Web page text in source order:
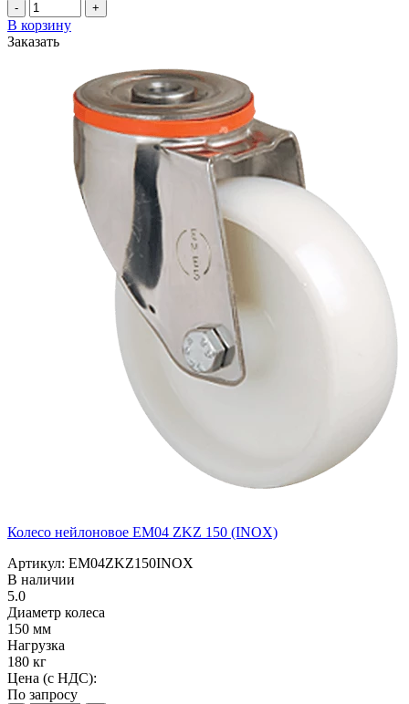
- +
В корзину
Заказать
Колесо нейлоновое EM04 ZKZ 150 (INOX)
Артикул: EM04ZKZ150INOX
В наличии
5.0
Диаметр колеса
150 мм
Нагрузка
180 кг
Цена (с НДС):
По запросу